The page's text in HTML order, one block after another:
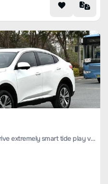
Haval F7x 2019 1.5T two-wheel drive extremely smart tide play version